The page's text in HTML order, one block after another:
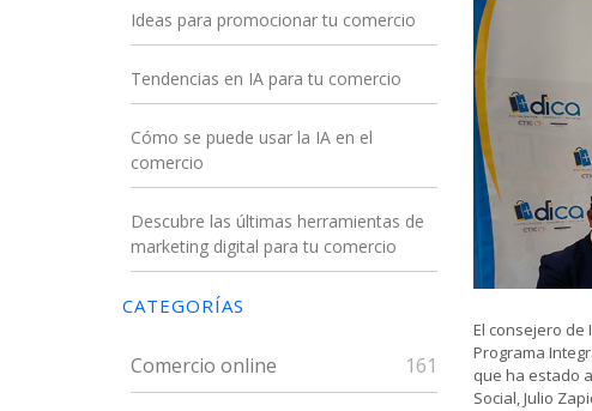
Ideas para promocionar tu comercio
Tendencias en IA para tu comercio
Cómo se puede usar la IA en el
comercio
Descubre las últimas herramientas de
marketing digital para tu comercio
CATEGORÍAS
Comercio online 161
El consejero de
Programa
que ha estado
Social, Julio